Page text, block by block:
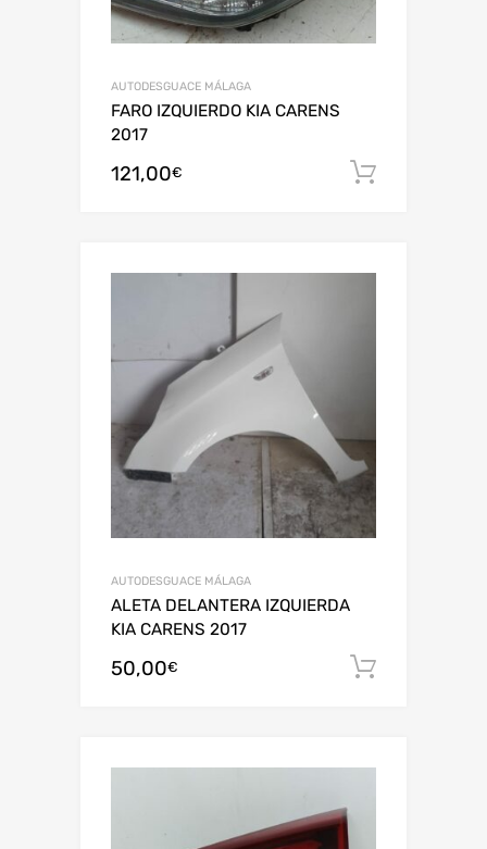
AUTODESGUACE MÁLAGA
FARO IZQUIERDO KIA CARENS
2017
121,00€
AUTODESGUACE MÁLAGA
ALETA DELANTERA IZQUIERDA
KIA CARENS 2017
50,00€